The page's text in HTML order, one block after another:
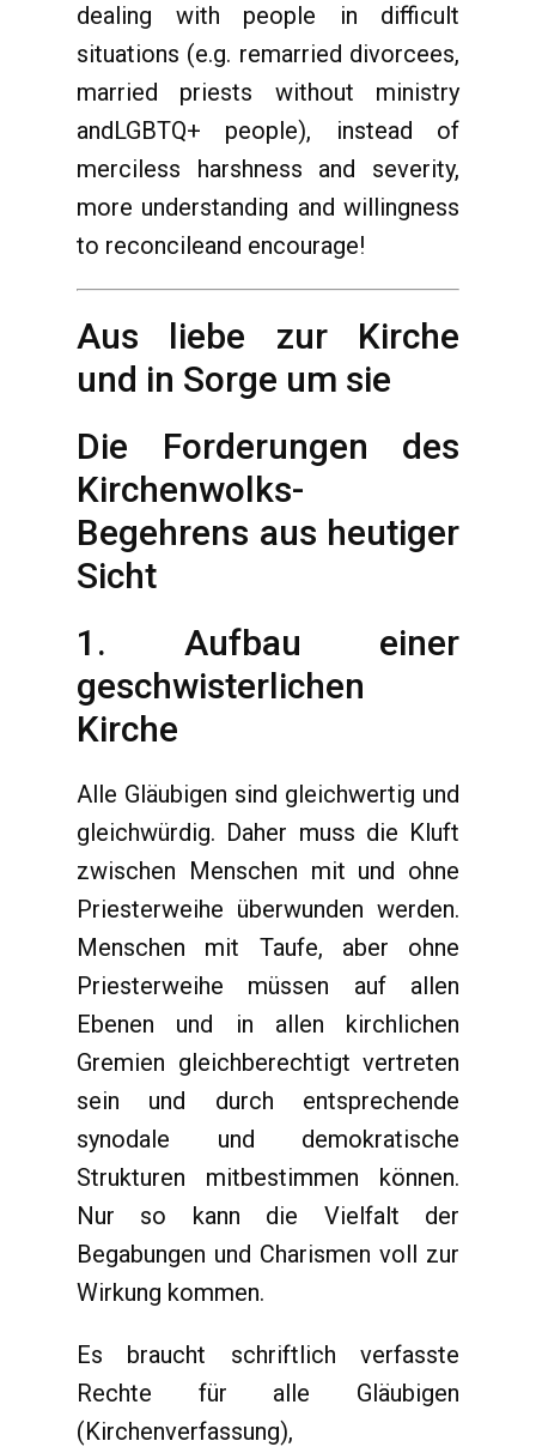
dealing with people in difficult
situations (e.g. remarried divorcees,
married priests without ministry
andLGBTQ+ people), instead of
merciless harshness and severity,
more understanding and willingness
to reconcileand encourage!
Aus liebe zur Kirche
und in Sorge um sie
Die Forderungen des
Kirchenwolks-
Begehrens aus heutiger
Sicht
1. Aufbau einer
geschwisterlichen
Kirche
Alle Gläubigen sind gleichwertig und
gleichwürdig. Daher muss die Kluft
zwischen Menschen mit und ohne
Priesterweihe überwunden werden.
Menschen mit Taufe, aber ohne
Priesterweihe müssen auf allen
Ebenen und in allen kirchlichen
Gremien gleichberechtigt vertreten
sein und durch entsprechende
synodale und demokratische
Strukturen mitbestimmen können.
Nur so kann die Vielfalt der
Begabungen und Charismen voll zur
Wirkung kommen.
Es braucht schriftlich verfasste
Rechte für alle Gläubigen
(Kirchenverfassung),